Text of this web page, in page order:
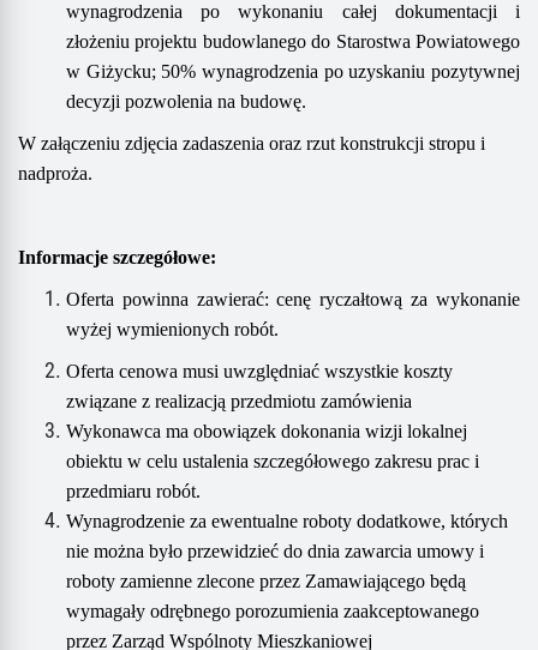
wynagrodzenia po wykonaniu całej dokumentacji i
złożeniu projektu budowlanego do Starostwa Powiatowego
w Giżycku; 50% wynagrodzenia po uzyskaniu pozytywnej
decyzji pozwolenia na budowę.
W załączeniu zdjęcia zadaszenia oraz rzut konstrukcji stropu i
nadproża.
Informacje szczegółowe:
Oferta powinna zawierać: cenę ryczałtową za wykonanie
wyżej wymienionych robót.
Oferta cenowa musi uwzględniać wszystkie koszty
związane z realizacją przedmiotu zamówienia
Wykonawca ma obowiązek dokonania wizji lokalnej
obiektu w celu ustalenia szczegółowego zakresu prac i
przedmiaru robót.
Wynagrodzenie za ewentualne roboty dodatkowe, których
nie można było przewidzieć do dnia zawarcia umowy i
roboty zamienne zlecone przez Zamawiającego będą
wymagały odrębnego porozumienia zaakceptowanego
przez Zarząd Wspólnoty Mieszkaniowej